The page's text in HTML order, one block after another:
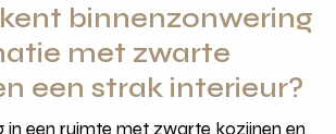
binnenzonwering
met zwarte
een strak interieur?
in een ruimte met zwarte kozijnen en